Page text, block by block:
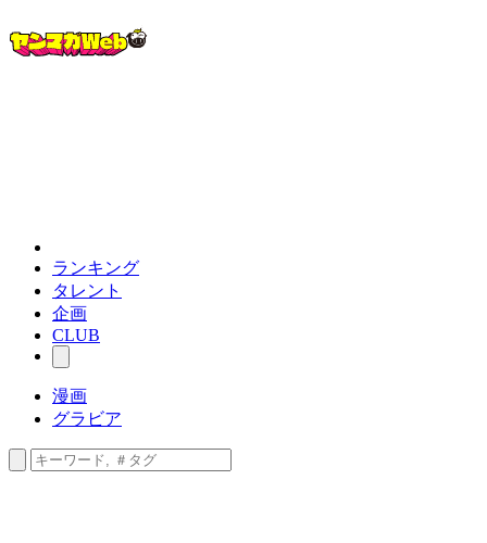
ランキング
タレント
企画
CLUB
漫画
グラビア